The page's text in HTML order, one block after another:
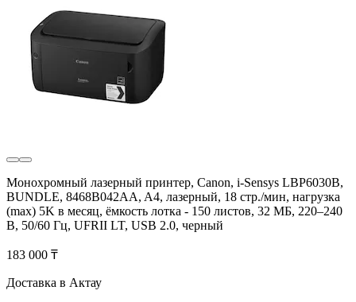
Монохромный лазерный принтер, Canon, i-Sensys LBP6030B,
BUNDLE, 8468B042AA, A4, лазерный, 18 стр./мин, нагрузка
(max) 5K в месяц, ёмкость лотка - 150 листов, 32 МБ, 220–240
В, 50/60 Гц, UFRII LT, USB 2.0, черный
183 000 ₸
Доставка в Актау